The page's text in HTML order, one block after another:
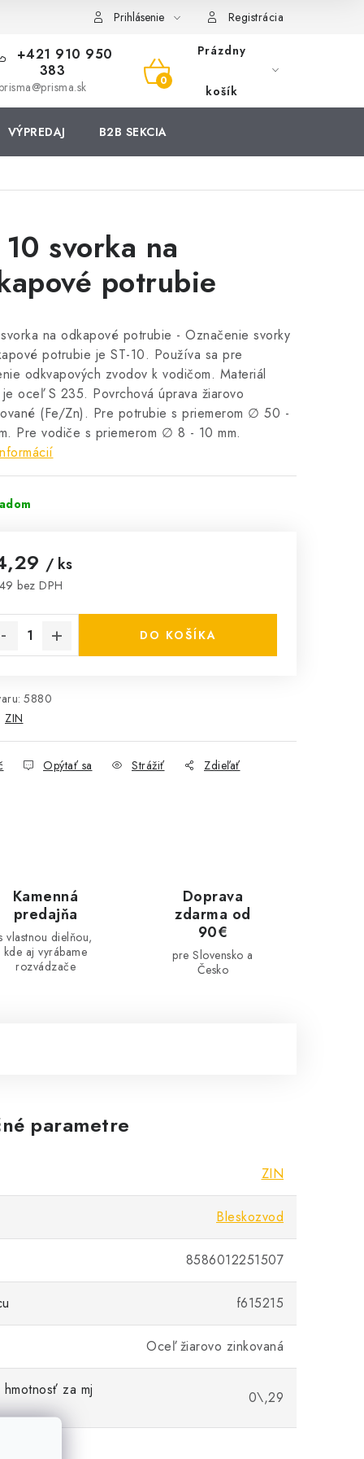
Prihlásenie Registrácia
+421 910 950
383
NÁKUPNÝ
KOŠÍK
Prázdny
košík
VÝPREDAJ B2B SEKCIA
svorka na
potrubie
na odkapové potrubie - Označenie svorky
potrubie je ST-10. Používa sa pre
odkvapových zvodov k vodičom. Materiál
je oceľ S 235. Povrchová úprava žiarovo
(Fe/Zn). Pre potrubie s priemerom ∅ 50 -
Pre vodiče s priemerom ∅ 8 - 10 mm.
/ ks
bez DPH
DO KOŠÍKA
5880
ZIN
Opýtať sa Strážiť Zdieľať
Kamenná
predajňa
vlastnou dielňou,
kde aj vyrábame
rozvádzače
Doprava
zdarma od
90€
pre Slovensko a
Česko
parametre
ZIN
Bleskozvod
8586012251507
f615215
Oceľ žiarovo zinkovaná
za mj 0\,29